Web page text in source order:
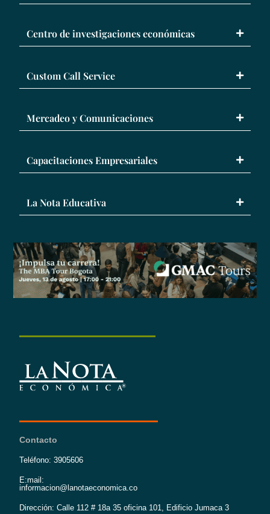
Centro de investigaciones económicas
Custom Call Service
Mercadeo y Comunicaciones
Capacitaciones Empresariales
La Nota Educativa
Contacto
Teléfono: 3905606
E:mail:
informacion@lanotaeconomica.co
Dirección: Calle 112 # 18a 35 oficina 101, Edificio Jumaca 3